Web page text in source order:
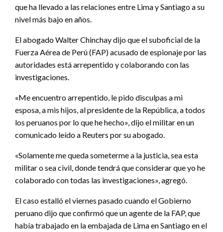
que ha llevado a las relaciones entre Lima y Santiago a su
nivel más bajo en años.
El abogado Walter Chinchay dijo que el suboficial de la
Fuerza Aérea de Perú (FAP) acusado de espionaje por las
autoridades está arrepentido y colaborando con las
investigaciones.
«Me encuentro arrepentido, le pido disculpas a mi
esposa, a mis hijos, al presidente de la República, a todos
los peruanos por lo que he hecho», dijo el militar en un
comunicado leído a Reuters por su abogado.
«Solamente me queda someterme a la justicia, sea esta
militar o sea civil, donde tendrá que considerar que yo he
colaborado con todas las investigaciones», agregó.
El caso estalló el viernes pasado cuando el Gobierno
peruano dijo que confirmó que un agente de la FAP, que
había trabajado en la embajada de Lima en Santiago en el